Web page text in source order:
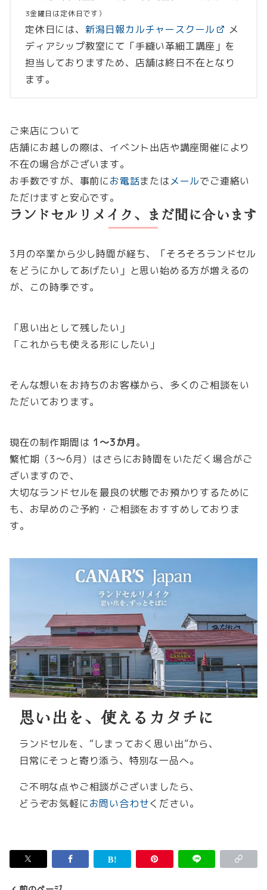
3金曜日は定休日です）
定休日には、 新潟日報カルチャースクール
メ
ディアシップ教室にて「手縫い革細工講座」を
担当しておりますため、店舗は終日不在となり
ます。
ご来店について
店舗にお越しの際は、イベント出店や講座開催により
不在の場合がございます。
お手数ですが、事前にお電話またはメールでご連絡い
ただけますと安心です。
ランドセルリメイク、まだ間に合います
3月の卒業から少し時間が経ち、「そろそろランドセル
をどうにかしてあげたい」と思い始める方が増えるの
が、この時季です。
「思い出として残したい」
「これからも使える形にしたい」
そんな想いをお持ちのお客様から、多くのご相談をい
ただいております。
現在の制作期間は 1〜3か月。
繁忙期（3〜6月）はさらにお時間をいただく場合がご
ざいますので、
大切なランドセルを最良の状態でお預かりするために
も、お早めのご予約・ご相談をおすすめしておりま
す。
思い出を、使えるカタチに
ランドセルを、“しまっておく思い出”から、
日常にそっと寄り添う、特別な一品へ。
ご不明な点やご相談がございましたら、
どうぞお気軽にお問い合わせください。